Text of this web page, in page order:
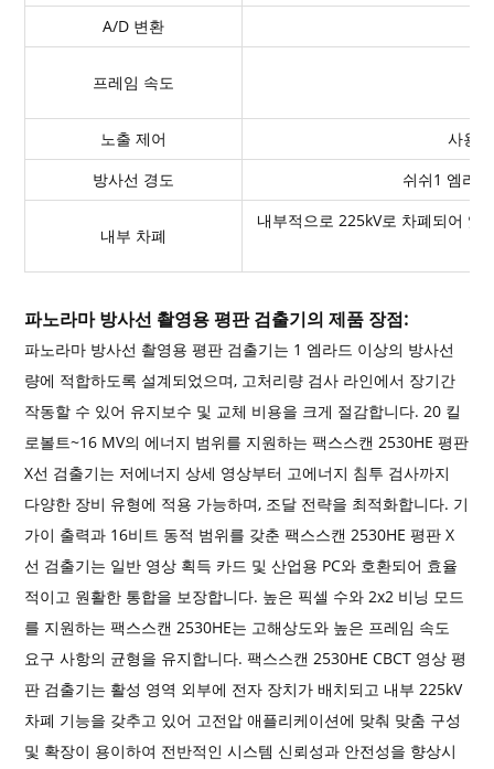
A/D 변환
프레임 속도
노출 제어
사용
방사선 경도
쉬쉬1 엠라
내부 차폐
내부적으로 225kV로 차폐되어 있
파노라마 방사선 촬영용 평판 검출기의 제품 장점:
파노라마 방사선 촬영용 평판 검출기는 1 엠라드 이상의 방사선
량에 적합하도록 설계되었으며, 고처리량 검사 라인에서 장기간
작동할 수 있어 유지보수 및 교체 비용을 크게 절감합니다. 20 킬
로볼트~16 MV의 에너지 범위를 지원하는 팩스스캔 2530HE 평판
X선 검출기는 저에너지 상세 영상부터 고에너지 침투 검사까지
다양한 장비 유형에 적용 가능하며, 조달 전략을 최적화합니다. 기
가이 출력과 16비트 동적 범위를 갖춘 팩스스캔 2530HE 평판 X
선 검출기는 일반 영상 획득 카드 및 산업용 PC와 호환되어 효율
적이고 원활한 통합을 보장합니다. 높은 픽셀 수와 2x2 비닝 모드
를 지원하는 팩스스캔 2530HE는 고해상도와 높은 프레임 속도
요구 사항의 균형을 유지합니다. 팩스스캔 2530HE CBCT 영상 평
판 검출기는 활성 영역 외부에 전자 장치가 배치되고 내부 225kV
차폐 기능을 갖추고 있어 고전압 애플리케이션에 맞춰 맞춤 구성
및 확장이 용이하여 전반적인 시스템 신뢰성과 안전성을 향상시